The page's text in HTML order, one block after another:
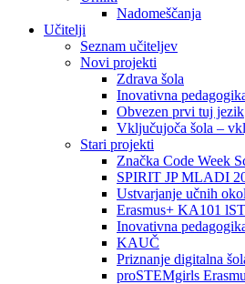
Nadomeščanja
Učitelji
Seznam učiteljev
Novi projekti
Zdrava šola
Inovativna
Obvezen prvi tuj jezik
Vključujoča šola –
Stari projekti
Značka Code Week
SPIRIT JP MLADI
Ustvarjanje učnih
Erasmus+ KA101
Inovativna
KAUČ
Priznanje digitalna
proSTEMgirls